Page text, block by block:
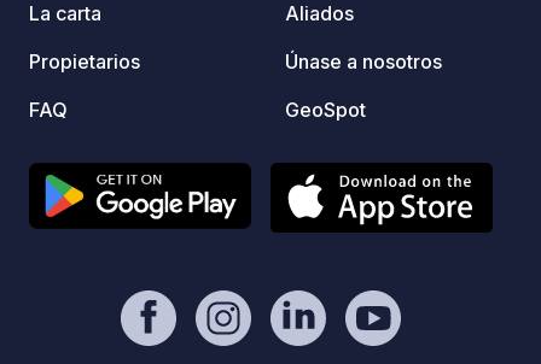
La carta
Propietarios
FAQ
Aliados
Únase a nosotros
GeoSpot